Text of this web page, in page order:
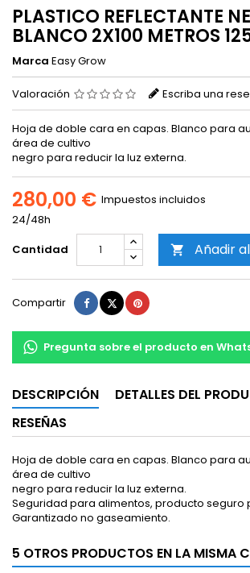
PLASTICO REFLECTANTE
BLANCO 2X100 METROS
Marca Easy Grow
Valoración Escriba una
Hoja de doble cara en capas. Blanco para
área de cultivo
negro para reducir la luz externa.
280,00 € Impuestos incluidos
24/48h
Cantidad
 Añadir
Compartir Compartir
TuitearPinterest
Pregunta sobre el producto en
DESCRIPCIÓN
DETALLES DEL
RESEÑAS
Hoja de doble cara en capas. Blanco para
área de cultivo
negro para reducir la luz externa.
Seguridad para alimentos, producto seguro
Garantizado no gaseamiento.
5 OTROS PRODUCTOS EN LA MISMA